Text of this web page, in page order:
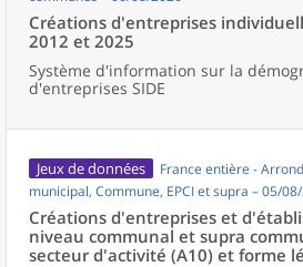
Créations d'entreprises
2012 et 2025
Système d'information sur la
d'entreprises SIDE
Jeux de données
France entière -
municipal, Commune, EPCI et supra – 05/
Créations d'entreprises et
niveau communal et supra
secteur d'activité (A10) et forme